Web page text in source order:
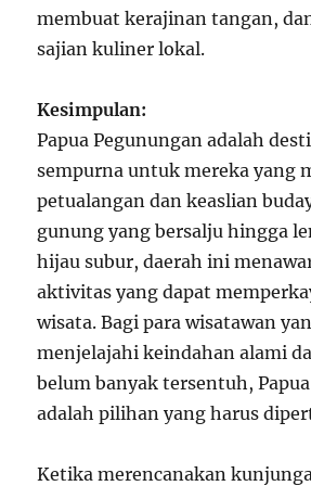
membuat kerajinan tangan,
sajian kuliner lokal.
Kesimpulan:
Papua Pegunungan adalah
sempurna untuk mereka yang
petualangan dan keaslian
gunung yang bersalju hingga
hijau subur, daerah ini
aktivitas yang dapat
wisata. Bagi para wisatawan
menjelajahi keindahan alami
belum banyak tersentuh,
adalah pilihan yang harus
Ketika merencanakan